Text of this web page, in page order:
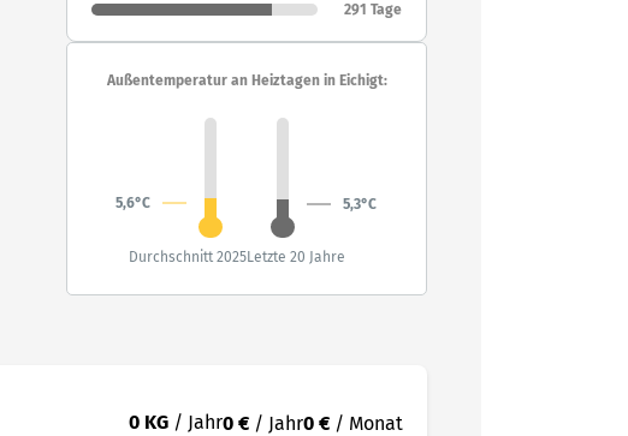
291 Tage
Außentemperatur an Heiztagen in Eichigt:
5,6°C 5,3°C
Durchschnitt 2025Letzte 20 Jahre
0 KG / Jahr0 € / Jahr0 € / Monat